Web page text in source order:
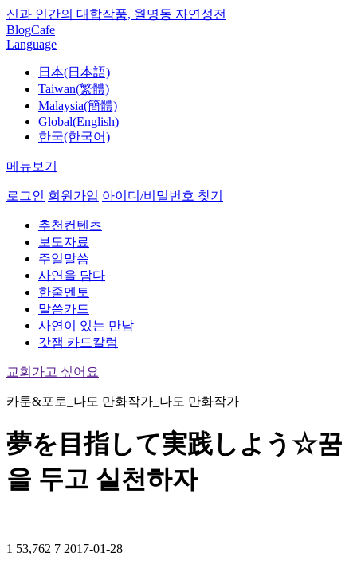
신과 인간의 대합작품, 월명동 자연성전
BlogCafe
Language
日本(日本語)
Taiwan(繁體)
Malaysia(簡體)
Global(English)
한국(한국어)
메뉴보기
로그인 회원가입 아이디/비밀번호 찾기
추천컨텐츠
보도자료
주일말씀
사연을 담다
한줄멘토
말씀카드
사연이 있는 만남
갓잼 카드칼럼
교회가고 싶어요
카툰&포토_나도 만화작가_나도 만화작가
夢を目指して実践しよう☆꿈
을 두고 실천하자
1 53,762 7 2017-01-28